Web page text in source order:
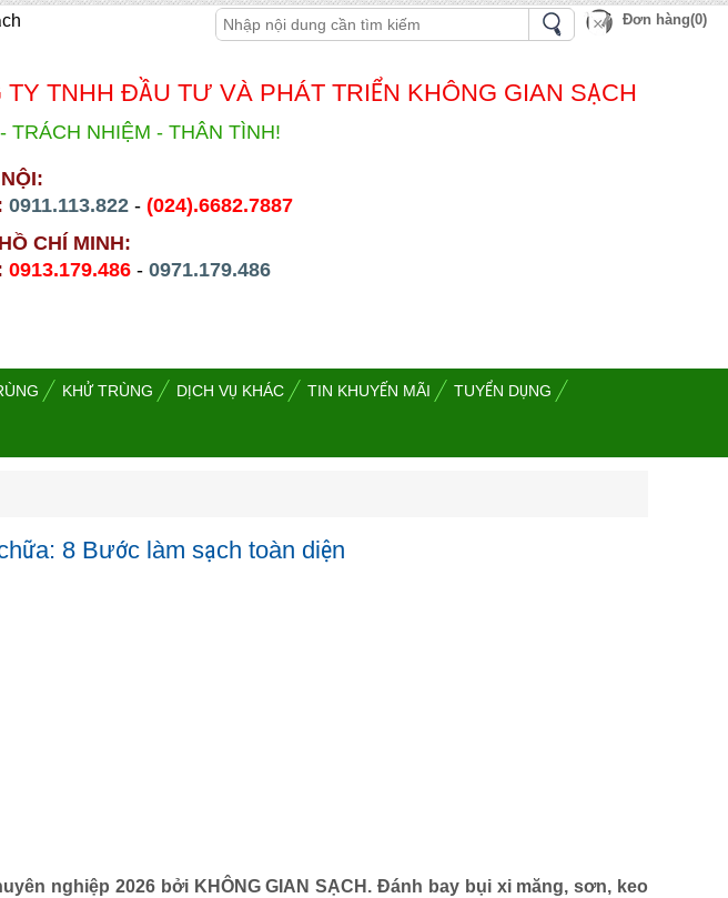
Đơn hàng(0)
TY TNHH ĐẦU TƯ VÀ PHÁT TRIỂN KHÔNG GIAN SẠCH
TRÁCH NHIỆM - THÂN TÌNH!
0911.113.822 - (024).6682.7887
CHÍ MINH:
0913.179.486 - 0971.179.486
KHỬ TRÙNG DỊCH VỤ KHÁC TIN KHUYẾN MÃI TUYỂN DỤNG
8 Bước làm sạch toàn diện
nghiệp 2026 bởi KHÔNG GIAN SẠCH. Đánh bay bụi xi măng, sơn, keo